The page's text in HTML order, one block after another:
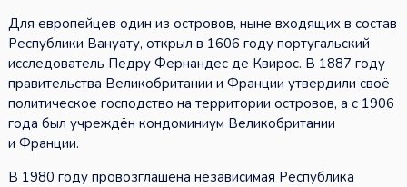
Для европейцев один из островов, ныне входящих в состав
Республики Вануату, открыл в 1606 году португальский
исследователь Педру Фернандес де Квирос. В 1887 году
правительства Великобритании и Франции утвердили своё
политическое господство на территории островов, а с 1906
года был учреждён кондоминиум Великобритании
и Франции.
В 1980 году провозглашена независимая Республика